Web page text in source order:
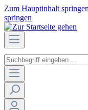
Zum Hauptinhalt springen
springen